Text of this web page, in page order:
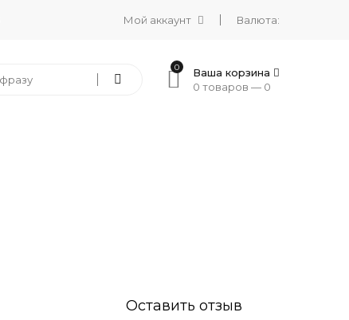
Мой аккаунт Валюта:
0
Ваша корзина
0 товаров — 0
Оставить отзыв